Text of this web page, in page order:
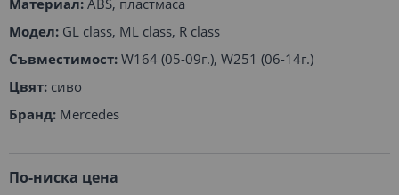
Модел: GL class, ML class, R class
Съвместимост: W164 (05-09г.), W251 (06-14г.)
Цвят: сиво
Бранд: Mercedes
По-ниска цена